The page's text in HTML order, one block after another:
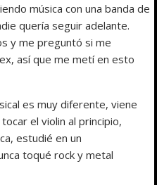
música con una banda de
quería seguir adelante.
y me preguntó si me
así que me metí en esto
es muy diferente, viene
el violin al principio,
estudié en un
toqué rock y metal